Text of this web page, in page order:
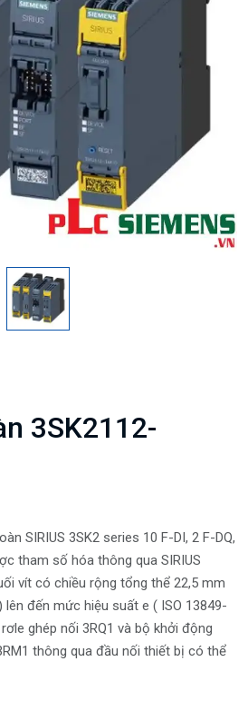
3SK2112-
SIRIUS 3SK2 series 10 F-DI, 2 F-DQ,
tham số hóa thông qua SIRIUS
vít có chiều rộng tổng thể 22,5 mm
lên đến mức hiệu suất e ( ISO 13849-
ghép nối 3RQ1 và bộ khởi động
thông qua đầu nối thiết bị có thể